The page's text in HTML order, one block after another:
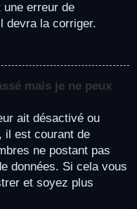
une erreur de
devra la corriger.
mais je ne peux
ait désactivé ou
il est courant de
ne postant pas
données. Si cela vous
et soyez plus